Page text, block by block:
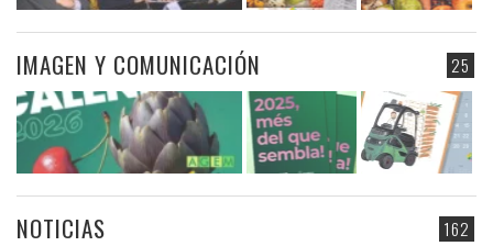
25
IMAGEN Y COMUNICACIÓN
162
NOTICIAS